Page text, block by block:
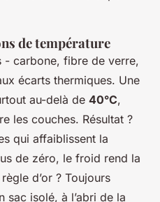
de température
- carbone, fibre de verre,
écarts thermiques. Une
au-delà de 40°C,
les couches. Résultat ?
qui affaiblissent la
de zéro, le froid rend la
d’or ? Toujours
sac isolé, à l’abri de la